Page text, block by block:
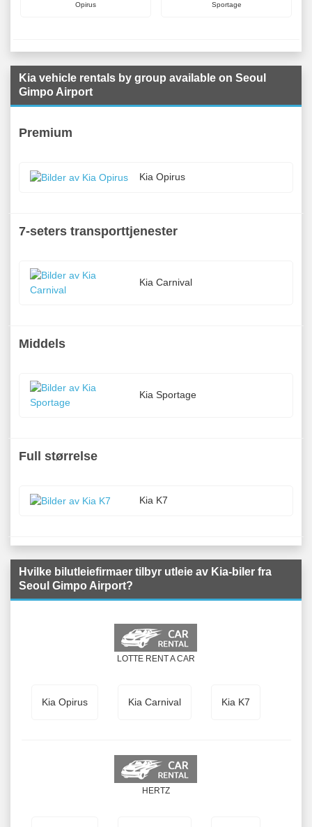
Opirus Sportage
Kia vehicle rentals by group available on Seoul
Gimpo Airport
Premium
Kia Opirus
7-seters transporttjenester
Kia Carnival
Middels
Kia Sportage
Full størrelse
Kia K7
Hvilke bilutleiefirmaer tilbyr utleie av Kia-biler fra
Seoul Gimpo Airport?
LOTTE RENT A CAR
Kia Opirus Kia Carnival Kia K7
HERTZ